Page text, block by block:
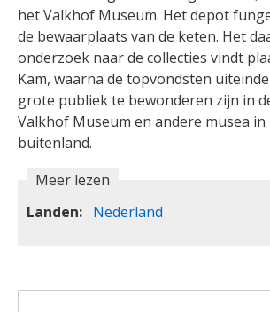
het Valkhof Museum. Het depot
de bewaarplaats van de keten. Het
onderzoek naar de collecties vindt
Kam, waarna de topvondsten
grote publiek te bewonderen zijn in
Valkhof Museum en andere musea
buitenland.
Meer lezen
Landen
Nederland
ZOEKVELD